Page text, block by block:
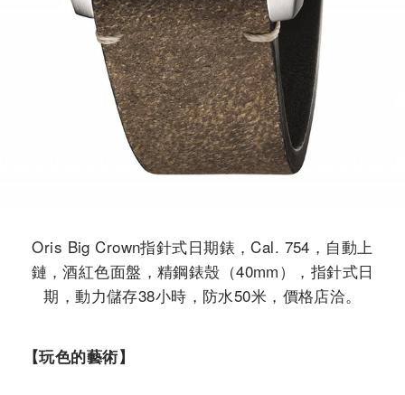
Oris Big Crown指針式日期錶，Cal. 754，自動上
鏈，酒紅色面盤，精鋼錶殼（40mm），指針式日
期，動力儲存38小時，防水50米，價格店洽。
【玩色的藝術】